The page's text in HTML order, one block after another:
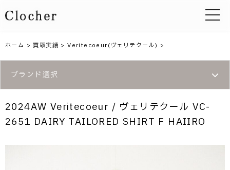
toggle
ホーム >買取実績 >Veritecoeur(ヴェリテクール) >
ブランド選択
2024AW Veritecoeur / ヴェリテクール VC-
2651 DAIRY TAILORED SHIRT F HAIIRO